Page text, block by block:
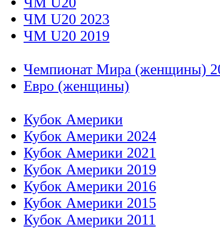
ЧМ U20 2023
ЧМ U20 2019
Чемпионат Мира (женщины)
Евро (женщины)
Кубок Америки
Кубок Америки 2024
Кубок Америки 2021
Кубок Америки 2019
Кубок Америки 2016
Кубок Америки 2015
Кубок Америки 2011